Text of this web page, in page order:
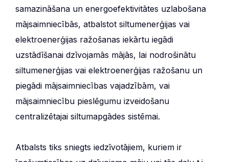
samazināšana un energoefektivitātes uzlabošana
mājsaimniecībās, atbalstot siltumenerģijas vai
elektroenerģijas ražošanas iekārtu iegādi
uzstādīšanai dzīvojamās mājās, lai nodrošinātu
siltumenerģijas vai elektroenerģijas ražošanu un
piegādi mājsaimniecības vajadzībām, vai
mājsaimniecību pieslēgumu izveidošanu
centralizētajai siltumapgādes sistēmai.
Atbalsts tiks sniegts iedzīvotājiem, kuriem ir